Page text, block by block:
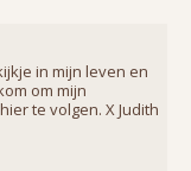
in mijn leven en
om mijn
te volgen. X Judith